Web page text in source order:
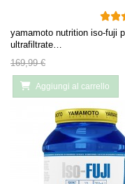
yamamoto nutrition iso-fuji
ultrafiltrate…
169,99 €
Aggiungi al carrello